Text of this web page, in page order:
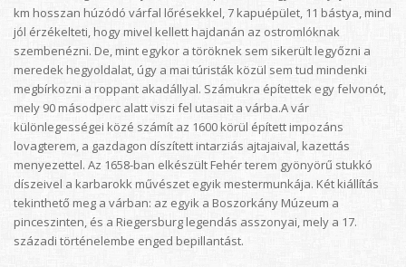
km hosszan húzódó várfal lőrésekkel, 7 kapuépület, 11 bástya, mind
jól érzékelteti, hogy mivel kellett hajdanán az ostromlóknak
szembenézni. De, mint egykor a töröknek sem sikerült legyőzni a
meredek hegyoldalat, úgy a mai túristák közül sem tud mindenki
megbírkozni a roppant akadállyal. Számukra építettek egy felvonót,
mely 90 másodperc alatt viszi fel utasait a várba.A vár
különlegességei közé számít az 1600 körül épített impozáns
lovagterem, a gazdagon díszített intarziás ajtajaival, kazettás
menyezettel. Az 1658-ban elkészült Fehér terem gyönyörű stukkó
díszeivel a karbarokk művészet egyik mestermunkája. Két kiállítás
tekinthető meg a várban: az egyik a Boszorkány Múzeum a
pinceszinten, és a Riegersburg legendás asszonyai, mely a 17.
századi történelembe enged bepillantást.